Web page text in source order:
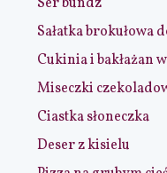
Sałatka brokułowa
Cukinia i bakłażan
Miseczki
Ciastka słoneczka
Deser z kisielu